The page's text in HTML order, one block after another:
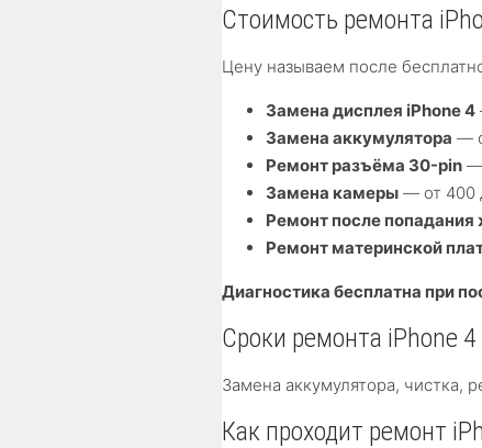
Стоимость ремонта
Цену называем после
Замена дисплея iPhone 4
Замена аккумулятора —
Ремонт разъёма 30-pin —
Замена камеры — от 400
Ремонт после попадания
Ремонт материнской
Диагностика бесплатна при
Сроки ремонта iPhone 4
Замена аккумулятора, чистка,
Как проходит ремонт